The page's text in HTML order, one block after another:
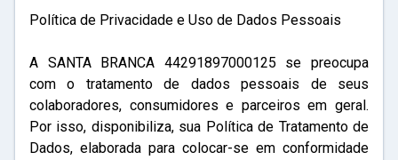
Política de Privacidade e Uso de Dados Pessoais
A SANTA BRANCA 44291897000125 se preocupa
com o tratamento de dados pessoais de seus
colaboradores, consumidores e parceiros em geral.
Por isso, disponibiliza, sua Política de Tratamento de
Dados, elaborada para colocar-se em conformidade